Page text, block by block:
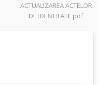
ACTUALIZAREA ACTELOR
DE IDENTITATE.pdf